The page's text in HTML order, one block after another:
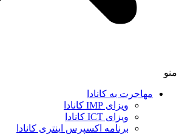
منو
مهاجرت به کانادا
ویزای IMP کانادا
ویزای ICT کانادا
برنامه اکسپرس اینتری کانادا